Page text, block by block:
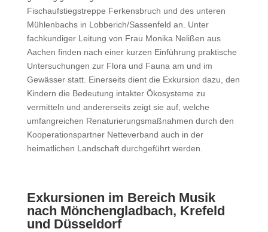
Fischaufstiegstreppe Ferkensbruch und des unteren
Mühlenbachs in Lobberich/Sassenfeld an. Unter
fachkundiger Leitung von Frau Monika Nelißen aus
Aachen finden nach einer kurzen Einführung praktische
Untersuchungen zur Flora und Fauna am und im
Gewässer statt. Einerseits dient die Exkursion dazu, den
Kindern die Bedeutung intakter Ökosysteme zu
vermitteln und andererseits zeigt sie auf, welche
umfangreichen Renaturierungsmaßnahmen durch den
Kooperationspartner Netteverband auch in der
heimatlichen Landschaft durchgeführt werden.
Exkursionen im Bereich Musik
nach Mönchengladbach, Krefeld
und Düsseldorf